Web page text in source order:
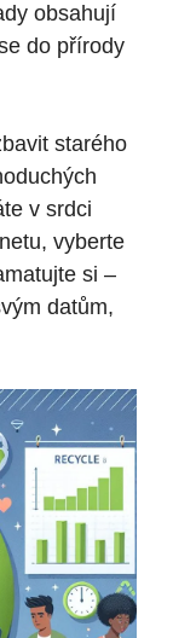
obsahují
do přírody
starého
v srdci
vyberte
si –
datům,